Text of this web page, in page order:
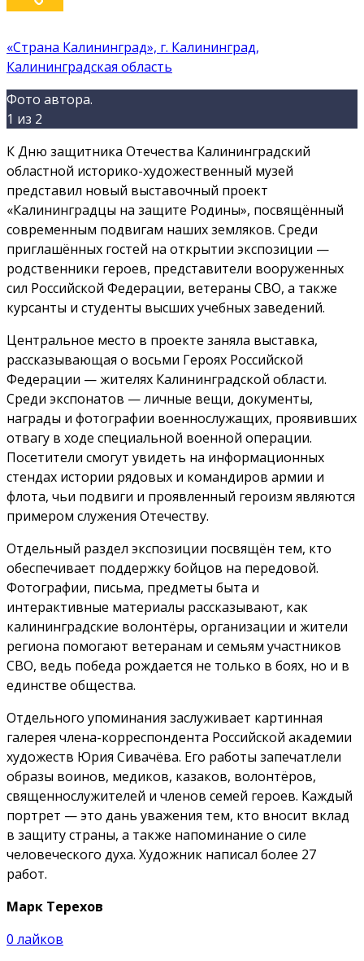
«Страна Калининград», г. Калининград,
Калининградская область
Фото автора.
1 из 2
Студенты военного учебного центра при
БФУ им. И. Канта рассматривают
экспонаты.
К Дню защитника Отечества Калининградский
областной историко-художественный музей
представил новый выставочный проект
«Калининградцы на защите Родины», посвящённый
современным подвигам наших земляков. Среди
приглашённых гостей на открытии экспозиции —
родственники героев, представители вооруженных
сил Российской Федерации, ветераны СВО, а также
курсанты и студенты высших учебных заведений.
Центральное место в проекте заняла выставка,
рассказывающая о восьми Героях Российской
Федерации — жителях Калининградской области.
Среди экспонатов — личные вещи, документы,
награды и фотографии военнослужащих, проявивших
отвагу в ходе специальной военной операции.
Посетители смогут увидеть на информационных
стендах истории рядовых и командиров армии и
флота, чьи подвиги и проявленный героизм являются
примером служения Отечеству.
Отдельный раздел экспозиции посвящён тем, кто
обеспечивает поддержку бойцов на передовой.
Фотографии, письма, предметы быта и
интерактивные материалы рассказывают, как
калининградские волонтёры, организации и жители
региона помогают ветеранам и семьям участников
СВО, ведь победа рождается не только в боях, но и в
единстве общества.
Отдельного упоминания заслуживает картинная
галерея члена-корреспондента Российской академии
художеств Юрия Сивачёва. Его работы запечатлели
образы воинов, медиков, казаков, волонтёров,
священнослужителей и членов семей героев. Каждый
портрет — это дань уважения тем, кто вносит вклад
в защиту страны, а также напоминание о силе
человеческого духа. Художник написал более 27
работ.
Марк Терехов
0 лайков